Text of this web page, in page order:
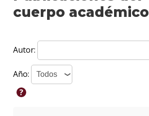
cuerpo académico
Autor:
Año:
?